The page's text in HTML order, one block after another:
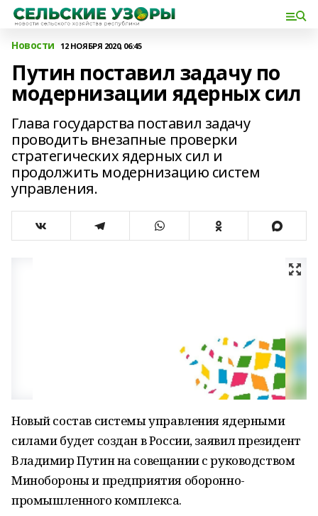
Новости 12 НОЯБРЯ 2020, 06:45
Путин поставил задачу по
модернизации ядерных сил
Глава государства поставил задачу
проводить внезапные проверки
стратегических ядерных сил и
продолжить модернизацию систем
управления.
Новый состав системы управления ядерными
силами будет создан в России, заявил президент
Владимир Путин на совещании с руководством
Минобороны и предприятия оборонно-
промышленного комплекса.